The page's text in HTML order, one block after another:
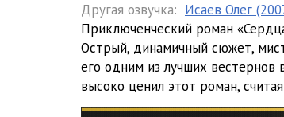
Serdtsa_tryoh_008
Serdtsa_tryoh_009
Serdtsa_tryoh_010
Другая озвучка: Исаев Олег
Приключенческий роман
Острый, динамичный сюжет,
его одним из лучших
высоко ценил этот роман,